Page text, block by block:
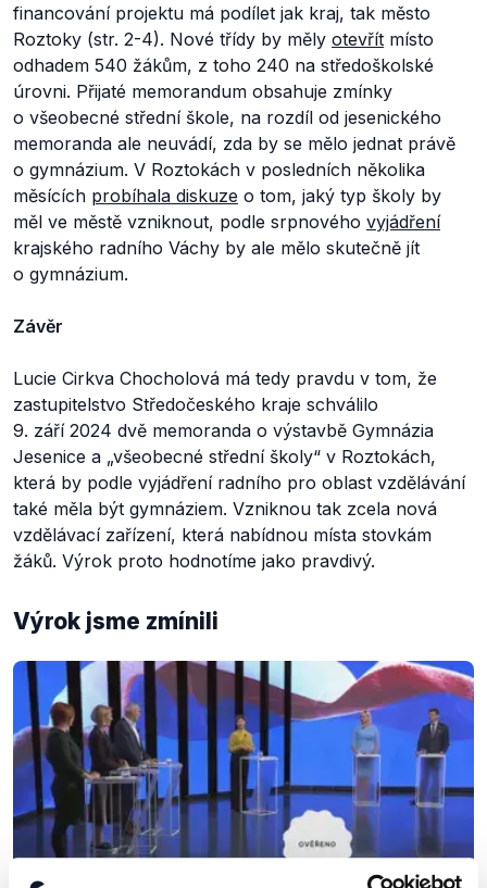
financování projektu má podílet jak kraj, tak město
Roztoky (str. 2-4). Nové třídy by měly otevřít místo
odhadem 540 žákům, z toho 240 na středoškolské
úrovni. Přijaté memorandum obsahuje zmínky
o všeobecné střední škole, na rozdíl od jesenického
memoranda ale neuvádí, zda by se mělo jednat právě
o gymnázium. V Roztokách v posledních několika
měsících probíhala diskuze o tom, jaký typ školy by
měl ve městě vzniknout, podle srpnového vyjádření
krajského radního Váchy by ale mělo skutečně jít
o gymnázium.
Závěr
Lucie Cirkva Chocholová má tedy pravdu v tom, že
zastupitelstvo Středočeského kraje schválilo
9. září 2024 dvě memoranda o výstavbě Gymnázia
Jesenice a „všeobecné střední školy“ v Roztokách,
která by podle vyjádření radního pro oblast vzdělávání
také měla být gymnáziem. Vzniknou tak zcela nová
vzdělávací zařízení, která nabídnou místa stovkám
žáků. Výrok proto hodnotíme jako pravdivý.
Výrok jsme zmínili